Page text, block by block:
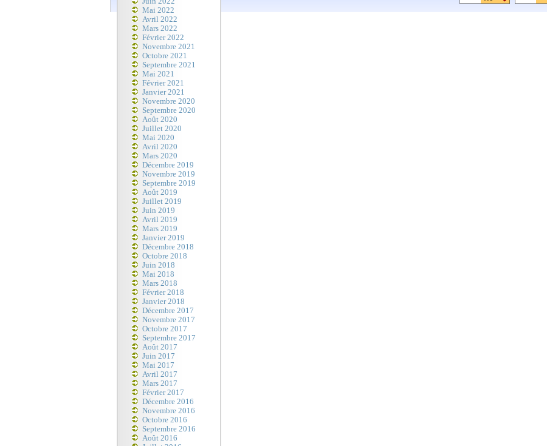
Mai 2022
Avril 2022
Mars 2022
Février 2022
Novembre 2021
Octobre 2021
Septembre 2021
Mai 2021
Février 2021
Janvier 2021
Novembre 2020
Septembre 2020
Août 2020
Juillet 2020
Mai 2020
Avril 2020
Mars 2020
Décembre 2019
Novembre 2019
Septembre 2019
Août 2019
Juillet 2019
Juin 2019
Avril 2019
Mars 2019
Janvier 2019
Décembre 2018
Octobre 2018
Juin 2018
Mai 2018
Mars 2018
Février 2018
Janvier 2018
Décembre 2017
Novembre 2017
Octobre 2017
Septembre 2017
Août 2017
Juin 2017
Mai 2017
Avril 2017
Mars 2017
Février 2017
Décembre 2016
Novembre 2016
Octobre 2016
Septembre 2016
Août 2016